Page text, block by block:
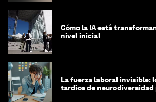
Cómo la IA está
nivel inicial
La fuerza laboral invisible:
tardíos de neurodiversidad